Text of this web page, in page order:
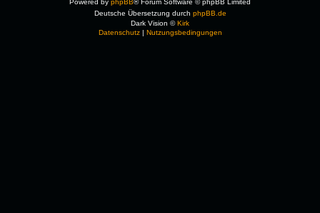
Powered by phpBB® Forum Software © phpBB Limited
Deutsche Übersetzung durch phpBB.de
Dark Vision ©Kirk
Datenschutz| Nutzungsbedingungen